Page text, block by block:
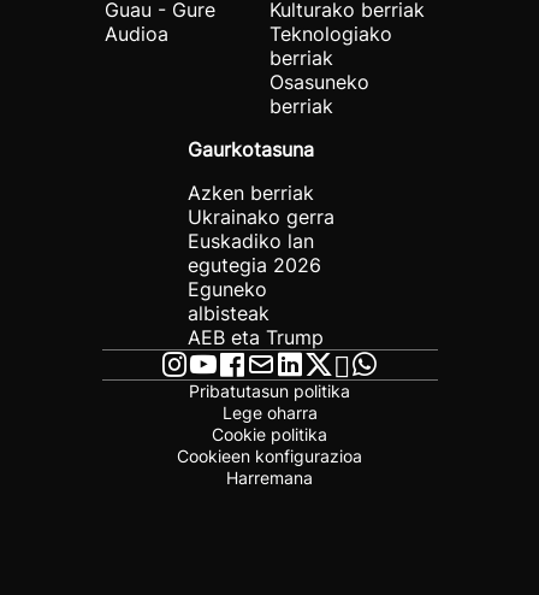
Guau - Gure
Audioa
Kulturako berriak
Teknologiako
berriak
Osasuneko
berriak
Gaurkotasuna
Azken berriak
Ukrainako gerra
Euskadiko lan
egutegia 2026
Eguneko
albisteak
AEB eta Trump
Pribatutasun politika
Lege oharra
Cookie politika
Cookieen konfigurazioa
Harremana